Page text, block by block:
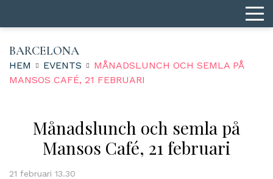
BARCELONA
HEM EVENTS
MÅNADSLUNCH OCH SEMLA PÅ
MANSOS CAFÉ, 21 FEBRUARI
Månadslunch och semla på
Mansos Café, 21 februari
21 februari 13.30